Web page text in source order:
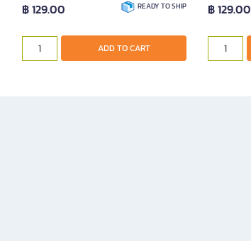
฿ 129.00 READY TO SHIP
ADD TO CART
฿ 129.00